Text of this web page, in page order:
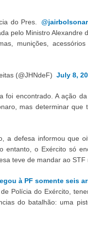
do Pres.
pelo Ministro Alexandre
munições,
(@JHNdeF) July 8,
foi encontrado. A ação
mas determinar
a defesa informou que
entanto, o Exército só
teve de mandar ao STF
à PF somente seis
Polícia do Exército,
do batalhão: uma